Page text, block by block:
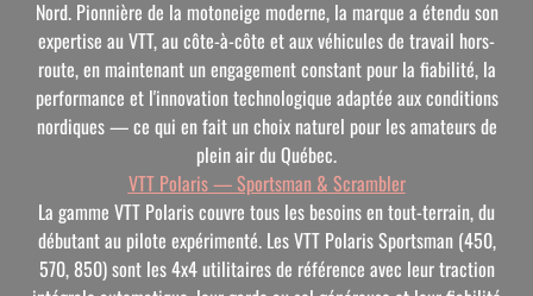
Nord. Pionnière de la motoneige moderne, la marque a étendu son
expertise au VTT, au côte-à-côte et aux véhicules de travail hors-
route, en maintenant un engagement constant pour la fiabilité, la
performance et l'innovation technologique adaptée aux conditions
nordiques — ce qui en fait un choix naturel pour les amateurs de
plein air du Québec.
VTT Polaris — Sportsman & Scrambler
La gamme VTT Polaris couvre tous les besoins en tout-terrain, du
débutant au pilote expérimenté. Les VTT Polaris Sportsman (450,
570, 850) sont les 4x4 utilitaires de référence avec leur traction